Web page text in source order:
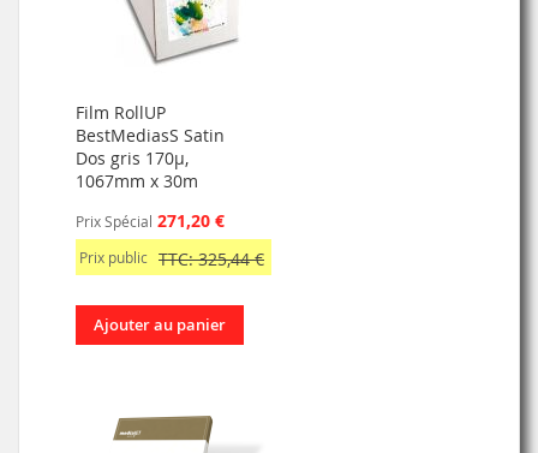
Film RollUP
BestMediasS Satin
Dos gris 170µ,
1067mm x 30m
Prix Spécial 271,20 €
Prix public TTC: 325,44 €
Ajouter au panier